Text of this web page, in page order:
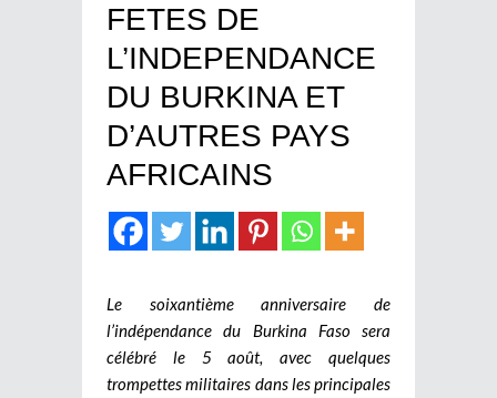
FETES DE
L’INDEPENDANCE
DU BURKINA ET
D’AUTRES PAYS
AFRICAINS
Le soixantième anniversaire de
l’indépendance du Burkina Faso sera
célébré le 5 août, avec quelques
trompettes militaires dans les principales